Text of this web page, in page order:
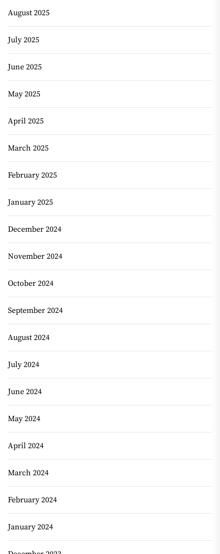
August 2025
July 2025
June 2025
May 2025
April 2025
March 2025
February 2025
January 2025
December 2024
November 2024
October 2024
September 2024
August 2024
July 2024
June 2024
May 2024
April 2024
March 2024
February 2024
January 2024